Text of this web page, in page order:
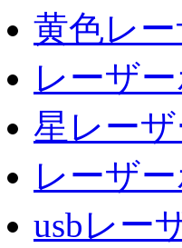
黄色レ
レーザ
星レー
レーザ
usbレー